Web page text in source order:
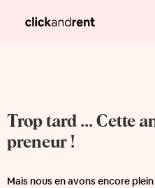
Trop tard ... Cette
preneur !
Mais nous en avons encore